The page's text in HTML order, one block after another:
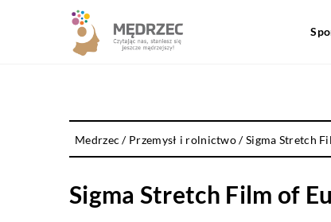
Medrzec / Przemysł i rolnictwo/Sigma Stretch
Sigma Stretch Film of